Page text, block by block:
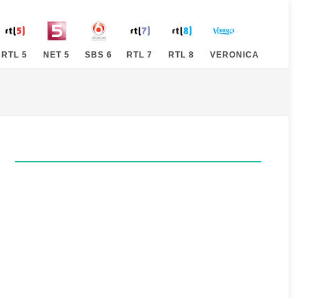
RTL 5 NET 5 SBS 6 RTL 7 RTL 8 VERONICA